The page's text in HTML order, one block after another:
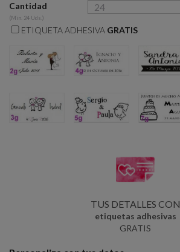
Cantidad
(Min. 24 Uds.)
ETIQUETA ADHESIVA GRATIS
TUS DETALLES CON
etiquetas adhesivas
GRATIS